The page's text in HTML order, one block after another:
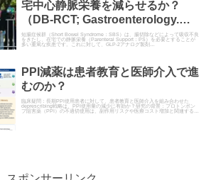
宅中心静脈栄養を減らせるか？
（DB-RCT; Gastroenterology.
2025）
短腸症候群（Short Bowel Syndrome：SBS）は、腸切除などによって吸収不良
をきたし、在宅での静脈栄養（Parenteral Support：PS）を必要とすることが
多い重篤な疾患です。これに対して、GLP-2アナログ製剤…
PPI減薬は患者教育と医師介入で進
むのか？
臨床疑問：長期PPI使用患者に対して、患者教育と医師介入を組み合わせた
deprescribing戦略は、PPI使用量の減少に有効か？研究の背景：プロトンポン
プ阻害薬（PPI）の不適切使用は、副作用リスクや医療コスト増加と関連する。
そのた…